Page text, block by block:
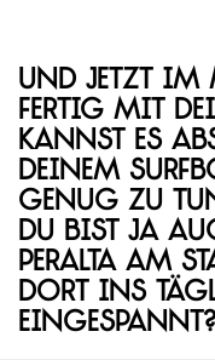
Und jetzt im
fertig mit
kannst es
deinem
Genug zu
Du bist ja
Peralta am
dort ins
eingespannt?